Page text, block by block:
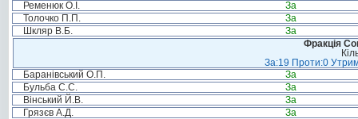
Ременюк О.І.
За
Толочко П.П.
За
Шкляр В.Б.
За
Фракція
За:19 Проти:0
Баранівський О.П.
За
Бульба С.С.
За
Вінський Й.В.
За
Грязєв А.Д.
За